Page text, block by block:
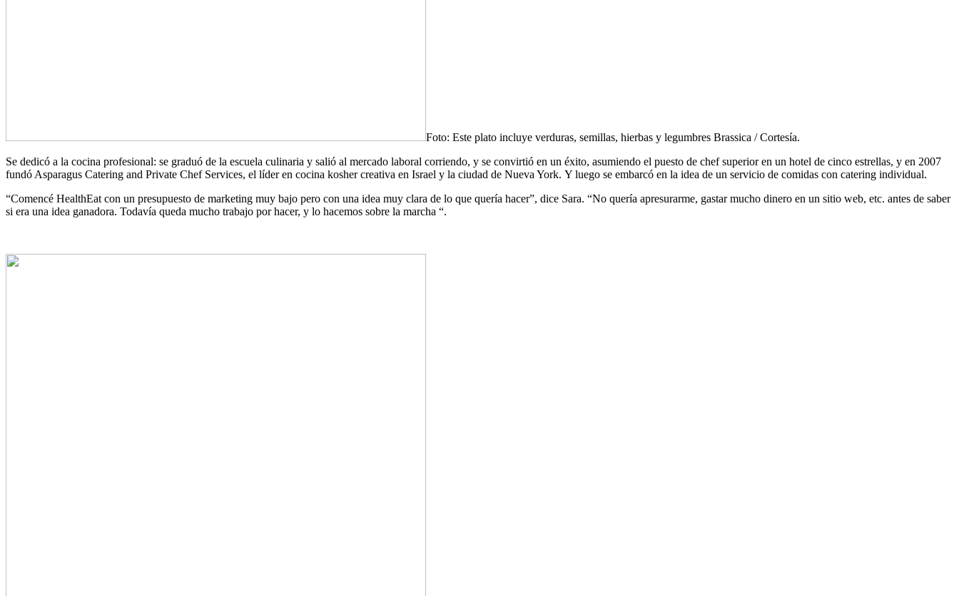
Foto: Este plato incluye verduras, semillas, hierbas y legumbres Brassica / Cortesía.
Se dedicó a la cocina profesional: se graduó de la escuela culinaria y salió al mercado laboral corriendo, y se convirtió en un éxito, asumiendo el puesto de chef superior en un hotel de cinco estrellas, y en 2007
fundó Asparagus Catering and Private Chef Services, el líder en cocina kosher creativa en Israel y la ciudad de Nueva York. Y luego se embarcó en la idea de un servicio de comidas con catering individual.
“Comencé HealthEat con un presupuesto de marketing muy bajo pero con una idea muy clara de lo que quería hacer”, dice Sara. “No quería apresurarme, gastar mucho dinero en un sitio web, etc. antes de saber
si era una idea ganadora. Todavía queda mucho trabajo por hacer, y lo hacemos sobre la marcha “.